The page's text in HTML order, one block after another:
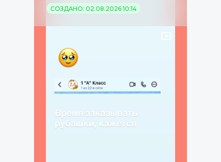
СОЗДАНО: 02.08.2026 10:14